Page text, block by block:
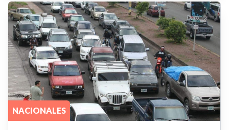
NACIONALES